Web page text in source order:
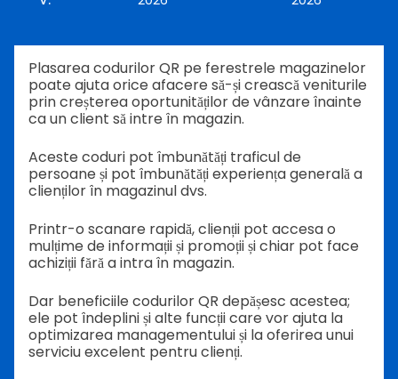
Plasarea codurilor QR pe ferestrele magazinelor
poate ajuta orice afacere să-și crească veniturile
prin creșterea oportunităților de vânzare înainte
ca un client să intre în magazin.
Aceste coduri pot îmbunătăți traficul de
persoane și pot îmbunătăți experiența generală a
clienților în magazinul dvs.
Printr-o scanare rapidă, clienții pot accesa o
mulțime de informații și promoții și chiar pot face
achiziții fără a intra în magazin.
Dar beneficiile codurilor QR depășesc acestea;
ele pot îndeplini și alte funcții care vor ajuta la
optimizarea managementului și la oferirea unui
serviciu excelent pentru clienți.